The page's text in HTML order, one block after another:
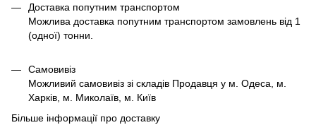
Доставка попутним транспортом
Можлива доставка попутним транспортом замовлень від 1
(одної) тонни.
Самовивіз
Можливий самовивіз зі складів Продавця у м. Одеса, м.
Харків, м. Миколаїв, м. Київ
Більше інформації про доставку